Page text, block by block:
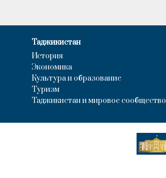
Таджикистан
История
Экономика
Культура и образование
Туризм
Таджикистан и мировое сообщество